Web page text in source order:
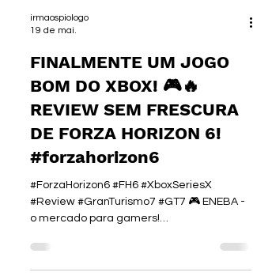
irmaospiologo
19 de mai.
FINALMENTE UM JOGO
BOM DO XBOX! 🎮🔥
REVIEW SEM FRESCURA
DE FORZA HORIZON 6!
#forzahorizon6
#ForzaHorizon6 #FH6 #XboxSeriesX
#Review #GranTurismo7 #GT7 🎮 ENEBA -
o mercado para gamers!
presente na ENEBA!
https://ene.ba/IrmaosPiologo-GiftCards 🎮